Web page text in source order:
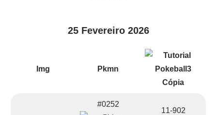
25 Fevereiro 2026
Img Pkmn
#0252
11-902